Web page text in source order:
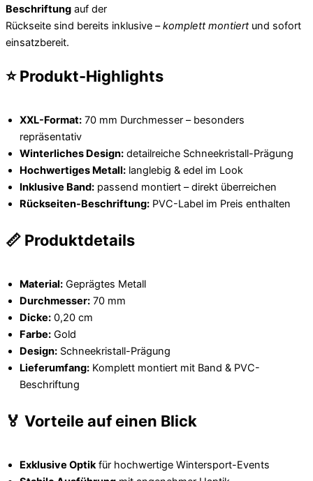
Beschriftung auf der
Rückseite sind bereits inklusive –komplett montiertund sofort
einsatzbereit.
⭐ Produkt-Highlights
XXL-Format: 70 mm Durchmesser – besonders
repräsentativ
Winterliches Design: detailreiche Schneekristall-Prägung
Hochwertiges Metall: langlebig & edel im Look
Inklusive Band: passend montiert – direkt überreichen
Rückseiten-Beschriftung: PVC-Label im Preis enthalten
📏 Produktdetails
Material: Geprägtes Metall
Durchmesser: 70 mm
Dicke: 0,20 cm
Farbe: Gold
Design: Schneekristall-Prägung
Lieferumfang: Komplett montiert mit Band & PVC-
Beschriftung
🏅 Vorteile auf einen Blick
Exklusive Optik für hochwertige Wintersport-Events